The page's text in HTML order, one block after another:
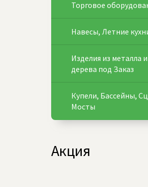
Торговое
Навесы, Летние
Изделия из металла и
дерева под Заказ
Купели, Бассейны,
Мосты
Акция